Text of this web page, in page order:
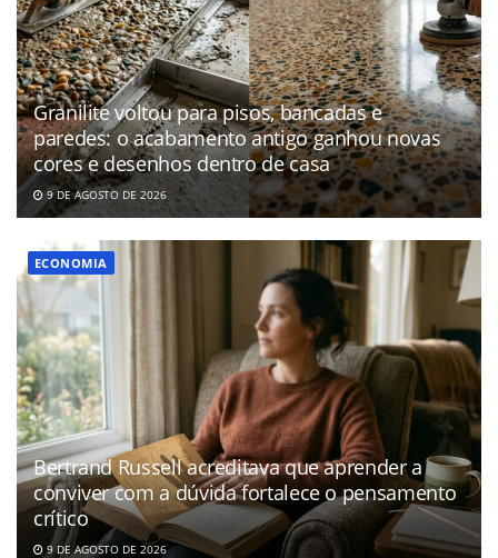
Granilite voltou para pisos, bancadas e
paredes: o acabamento antigo ganhou novas
cores e desenhos dentro de casa
9 DE AGOSTO DE 2026
ECONOMIA
Bertrand Russell acreditava que aprender a
conviver com a dúvida fortalece o pensamento
crítico
9 DE AGOSTO DE 2026